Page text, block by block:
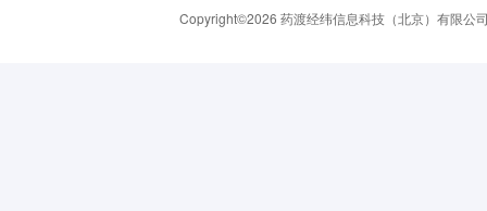
Copyright©2026 药渡经纬信息科技（北京）有限公